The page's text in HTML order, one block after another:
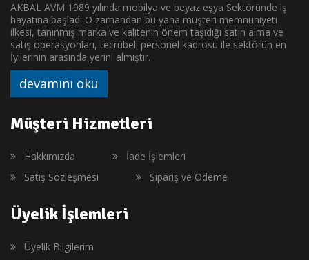
AKBAL AVM 1989 yılında mobilya ve beyaz eşya Sektöründe iş
hayatına başladı O zamandan bu yana müşteri memnuniyeti
ilkesi, tanınmış marka ve kalitenin önem taşıdığı satın alma ve
satış operasyonları, tecrübeli personel kadrosu ile sektörün en
İyilerinin arasında yerini almıştır.
devamını oku
Müşteri Hizmetleri
Hakkımızda
İade İşlemleri
Satış Sözleşmesi
Sipariş ve Ödeme
Üyelik İşlemleri
Üyelik Bilgilerim